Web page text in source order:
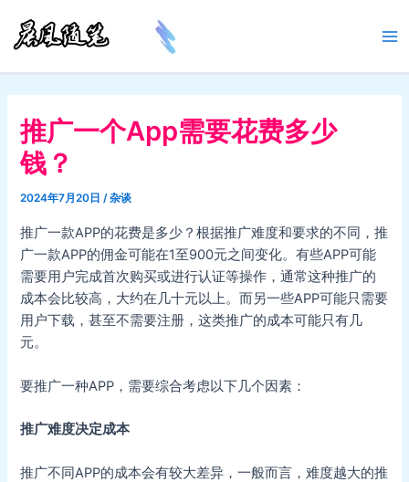
容
推广一个App需要花费多少
钱？
2024年7月20日/杂谈
推广一款APP的花费是多少？根据推广难度和要求的不同，推
广一款APP的佣金可能在1至900元之间变化。有些APP可能
需要用户完成首次购买或进行认证等操作，通常这种推广的
成本会比较高，大约在几十元以上。而另一些APP可能只需要
用户下载，甚至不需要注册，这类推广的成本可能只有几
元。
要推广一种APP，需要综合考虑以下几个因素：
推广难度决定成本
推广不同APP的成本会有较大差异，一般而言，难度越大的推